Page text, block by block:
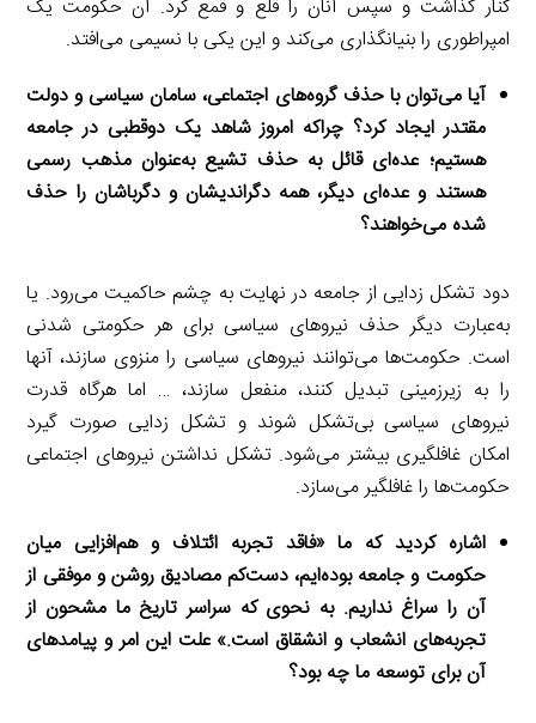
کنار گذاشت و سپس آنان را قلع و قمع کرد. آن حکومت یک
امپراطوری را بنیانگذاری می‌کند و این یکی با نسیمی می‌افتد.
آیا می‌توان با حذف گروه‌های اجتماعی، سامان سیاسی و دولت
مقتدر ایجاد کرد؟ چراکه امروز شاهد یک دوقطبی در جامعه
هستیم؛ عده‌ای قائل به حذف تشیع به‌عنوان مذهب رسمی
هستند و عده‌ای دیگر، همه دگراندیشان و دگرباشان را حذف
شده می‌خواهند؟
دود تشکل زدایی از جامعه در نهایت به چشم حاکمیت می‌رود. یا
به‌عبارت دیگر حذف نیروهای سیاسی برای هر حکومتی شدنی
است. حکومت‌ها می‌توانند نیروهای سیاسی را منزوی سازند، آنها
را به زیرزمینی تبدیل کنند، منفعل سازند، … اما هرگاه قدرت
نیروهای سیاسی بی‌تشکل شوند و تشکل زدایی صورت گیرد
امکان غافلگیری بیشتر می‌شود. تشکل نداشتن نیروهای اجتماعی
حکومت‌ها را غافلگیر می‌سازد.
اشاره کردید که ما «فاقد تجربه ائتلاف و هم‌افزایی میان
حکومت و جامعه بوده‌ایم، دست‌کم مصادیق روشن و موفقی از
آن را سراغ نداریم. به نحوی که سراسر تاریخ ما مشحون از
تجربه‌های انشعاب و انشقاق است.» علت این امر و پیامدهای
آن برای توسعه ما چه بود؟